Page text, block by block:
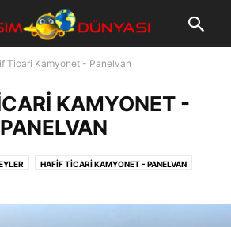
Ticari Kamyonet - Panelvan
KAMYONET -
PANELVAN
HAFIF TICARI KAMYONET - PANELVAN
ŞEHIRLER ARASI OTOBÜS